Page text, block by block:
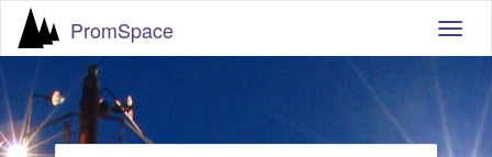
PromSpace